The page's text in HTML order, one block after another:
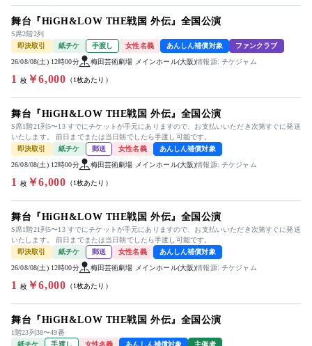
舞台『HiGH&LOW THE戦国 外伝』全国公演
S席2階2列
即決取引
紙チケ 手渡し 女性名義 あんしん補償対象 ファンクラブ
26/08/08(土) 12時00分 梅田芸術劇場 メインホール(大阪)情報源: チケジャム
1 枚￥6,000 （1枚あたり）
舞台『HiGH&LOW THE戦国 外伝』全国公演
S席1階21列5〜13 すでにチケットが手元にありますので、お支払いいただき次第すぐに発送
いたします。 前日までまたは当日朝でしたら手渡し可能です。
即決取引
紙チケ 郵送 女性名義 あんしん補償対象
26/08/08(土) 12時00分 梅田芸術劇場 メインホール(大阪)情報源: チケジャム
1 枚￥6,000 （1枚あたり）
舞台『HiGH&LOW THE戦国 外伝』全国公演
S席1階21列5〜13 すでにチケットが手元にありますので、お支払いいただき次第すぐに発送
いたします。 前日までまたは当日朝でしたら手渡し可能です。
即決取引
紙チケ 郵送 女性名義 あんしん補償対象
26/08/08(土) 12時00分 梅田芸術劇場 メインホール(大阪)情報源: チケジャム
1 枚￥6,000 （1枚あたり）
舞台『HiGH&LOW THE戦国 外伝』全国公演
1階23列38〜49番
紙チケ
手渡し 女性名義 あんしん補償対象 主催者